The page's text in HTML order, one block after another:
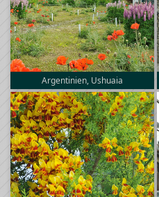
Argentinien, Ushuaia